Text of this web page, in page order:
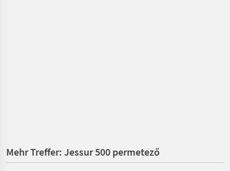
Mehr Treffer: Jessur 500 permetező